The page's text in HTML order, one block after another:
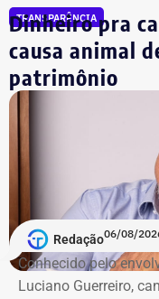
TRANSPARÊNCIA
Dinheiro pra
causa animal
patrimônio
Redação06/08/
Conhecido pelo
Luciano Guerreiro,